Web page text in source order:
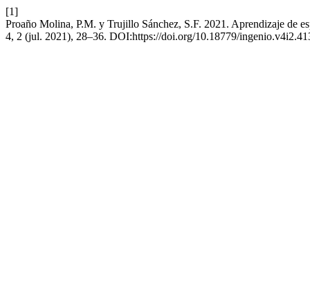
[1]
Proaño Molina, P.M. y Trujillo Sánchez, S.F. 2021. Aprendizaje de
4, 2 (jul. 2021), 28–36. DOI:https://doi.org/10.18779/